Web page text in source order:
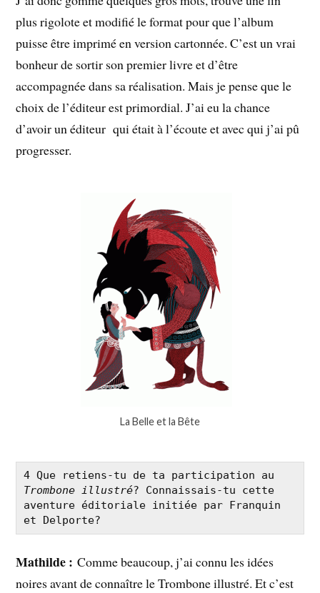
plus rigolote et modifié le format pour que l’album
puisse être imprimé en version cartonnée. C’est un vrai
bonheur de sortir son premier livre et d’être
accompagnée dans sa réalisation. Mais je pense que le
choix de l’éditeur est primordial. J’ai eu la chance
d’avoir un éditeur qui était à l’écoute et avec qui j’ai pû
progresser.
La Belle et la Bête
Trombone illustré? Connaissais-tu cette
aventure éditoriale initiée par Franquin
et Delporte?
Mathilde :Comme beaucoup, j’ai connu les idées
noires avant de connaître le Trombone illustré. Et c’est